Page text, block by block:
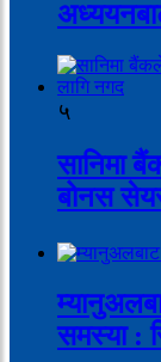
५
सानिमा
बोनस
समस्या :